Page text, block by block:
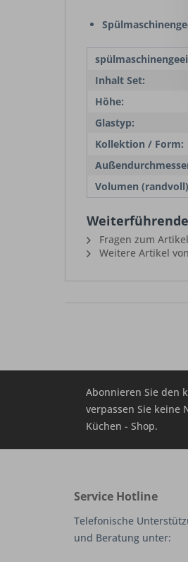
Inhalt Set:
Höhe:
Glastyp:
Kollektion / Form:
Volumen
Fragen zum
Weitere Artikel
Abonnieren Sie den
verpassen Sie keine
Küchen - Shop.
Service Hotline
Telefonische
und Beratung unter: